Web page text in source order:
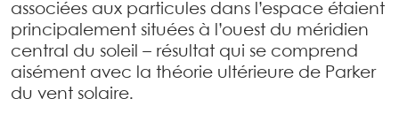
associées aux particules dans l’espace étaient
principalement situées à l’ouest du méridien
central du soleil – résultat qui se comprend
aisément avec la théorie ultérieure de Parker
du vent solaire.